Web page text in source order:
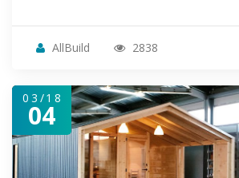
AllBuild 2838
03/18
04